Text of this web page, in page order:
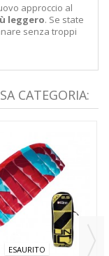
approccio al
leggero. Se state
senza troppi
CATEGORIA:
ESAURITO